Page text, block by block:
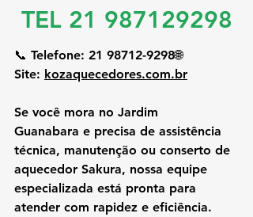
TEL 21 987129298
📞 Telefone: 21 98712-9298🌐
Site: kozaquecedores.com.br
Se você mora no Jardim
Guanabara e precisa de assistência
técnica, manutenção ou conserto de
aquecedor Sakura, nossa equipe
especializada está pronta para
atender com rapidez e eficiência.